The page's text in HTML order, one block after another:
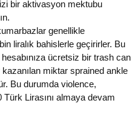
bir aktivasyon mektubu
genellikle
liralık bahislerle geçirirler. Bu
ücretsiz bir trash can
miktar sprained ankle
Bu durumda violence,
Türk Lirasını almaya devam